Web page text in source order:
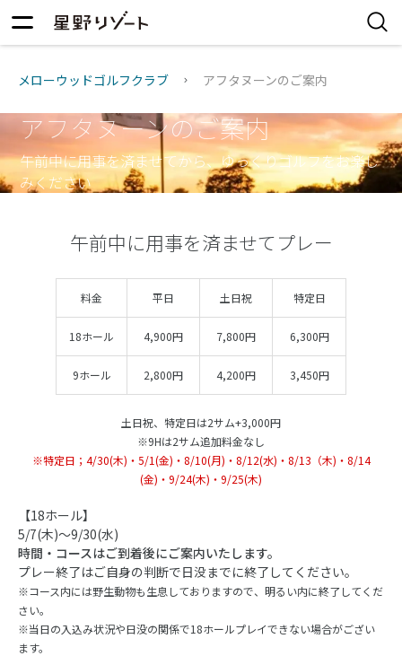
メローウッドゴルフクラブ アフタヌーンのご案内
アフタヌーンのご案内
午前中に用事を済ませてから、ゆっくりゴルフをお楽し
みください
午前中に用事を済ませてプレー
料金 平日 土日祝 特定日
18ホール 4,900円 7,800円 6,300円
9ホール 2,800円 4,200円 3,450円
土日祝、特定日は2サム+3,000円
※9Hは2サム追加料金なし
※特定日；4/30(木)・5/1(金)・8/10(月)・8/12(水)・8/13（木)・8/14
(金)・9/24(木)・9/25(木)
【18ホール】
5/7(木)～9/30(水)
時間・コースはご到着後にご案内いたします。
プレー終了はご自身の判断で日没までに終了してください。
※コース内には野生動物も生息しておりますので、明るい内に終了してくだ
さい。
※当日の入込み状況や日没の関係で18ホールプレイできない場合がござい
ます。